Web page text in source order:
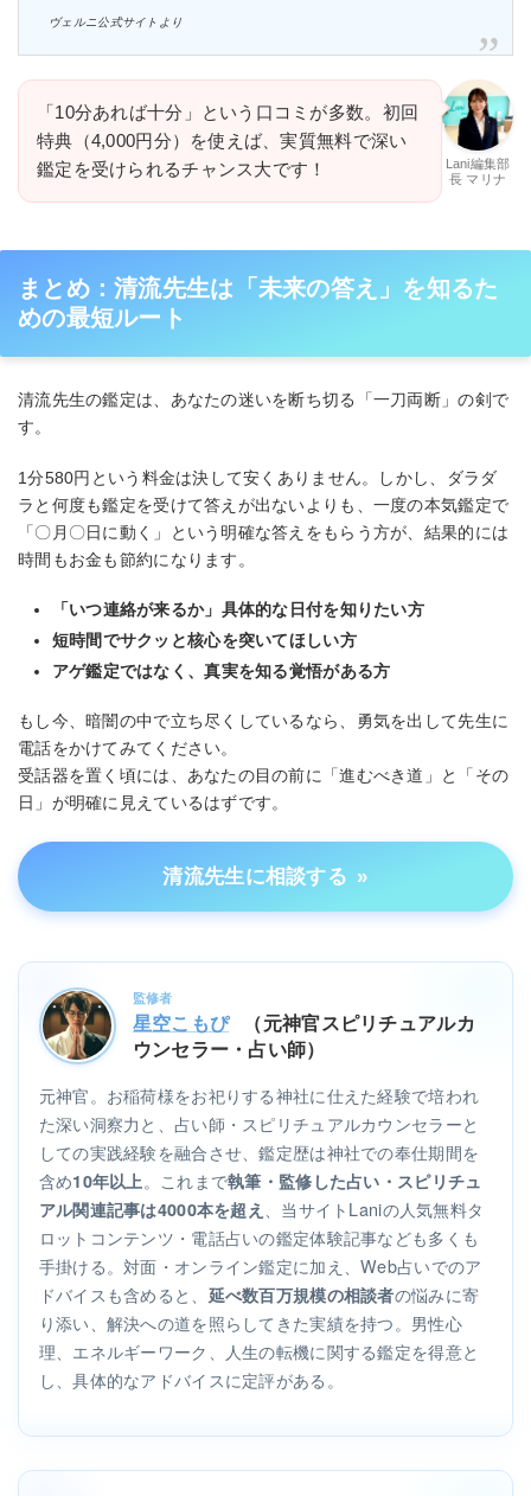
ヴェルニ公式サイトより
Lani編集部
長 マリナ
「10分あれば十分」という口コミが多数。初回
特典（4,000円分）を使えば、実質無料で深い
鑑定を受けられるチャンス大です！
まとめ：清流先生は「未来の答え」を知るた
めの最短ルート
清流先生の鑑定は、あなたの迷いを断ち切る「一刀両断」の剣で
す。
1分580円という料金は決して安くありません。しかし、ダラダ
ラと何度も鑑定を受けて答えが出ないよりも、一度の本気鑑定で
「〇月〇日に動く」という明確な答えをもらう方が、結果的には
時間もお金も節約になります。
「いつ連絡が来るか」具体的な日付を知りたい方
短時間でサクッと核心を突いてほしい方
アゲ鑑定ではなく、真実を知る覚悟がある方
もし今、暗闇の中で立ち尽くしているなら、勇気を出して先生に
電話をかけてみてください。
受話器を置く頃には、あなたの目の前に「進むべき道」と「その
日」が明確に見えているはずです。
清流先生に相談する »
監修者
星空こもぴ
（元神官スピリチュアルカ
ウンセラー・占い師）
元神官。お稲荷様をお祀りする神社に仕えた経験で培われ
た深い洞察力と、占い師・スピリチュアルカウンセラーと
しての実践経験を融合させ、鑑定歴は神社での奉仕期間を
含め10年以上 。これまで執筆・監修した占い・スピリチュ
アル関連記事は4000本を超え
、当サイトLaniの人気無料タ
ロットコンテンツ・電話占いの鑑定体験記事なども多くも
手掛ける。対面・オンライン鑑定に加え、Web占いでのア
ドバイスも含めると、 延べ数百万規模の相談者の悩みに寄
り添い、解決への道を照らしてきた実績を持つ。男性心
理、エネルギーワーク、人生の転機に関する鑑定を得意と
し、具体的なアドバイスに定評がある。